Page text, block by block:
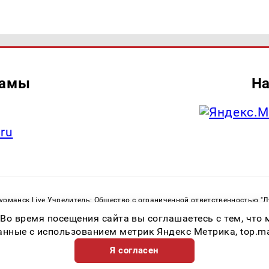
Live Учредитель: Общество с ограниченной ответственностью
служба по надзору в сфере связи, информационных технологий и
Регистрационный номер СМИ ЭЛ № ФС 77 - 82534 от 21.01.2022
время посещения сайта вы соглашаетесь с тем,
с использованием метрик Яндекс Метрика,
Я согласен